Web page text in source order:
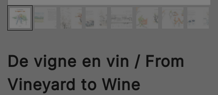
De vigne en vin / From
Vineyard to Wine